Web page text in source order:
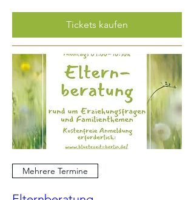
Tickets kaufen
Mehrere Termine